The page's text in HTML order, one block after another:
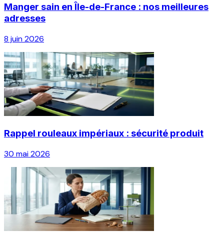
Manger sain en Île-de-France : nos meilleures
adresses
8 juin 2026
Rappel rouleaux impériaux : sécurité produit
30 mai 2026